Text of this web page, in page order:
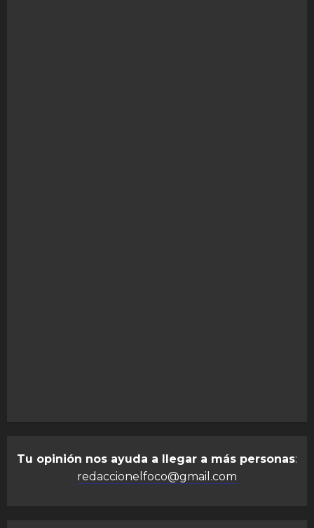
Tu opinión nos ayuda a llegar a más personas:
redaccionelfoco@gmail.com